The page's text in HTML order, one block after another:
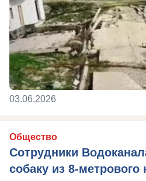
03.06.2026
Общество
Сотрудники
собаку из 8-метрового